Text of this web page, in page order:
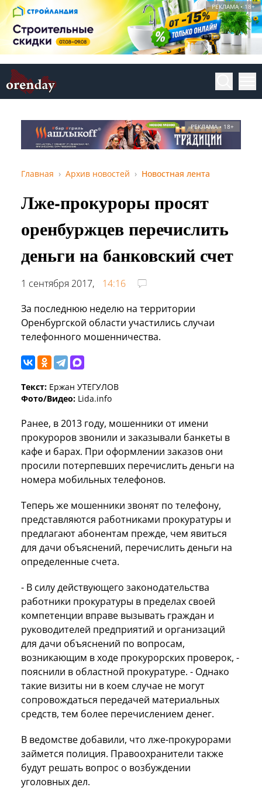
РЕКЛАМА • 18+
РЕКЛАМА • 18+
Главная Архив новостей Новостная лента
Лже-прокуроры просят
оренбуржцев перечислить
деньги на банковский счет
1 сентября 2017,
14:16
За последнюю неделю на территории
Оренбургской области участились случаи
телефонного мошенничества.
Текст: Ержан УТЕГУЛОВ
Фото/Видео: Lida.info
Ранее, в 2013 году, мошенники от имени
прокуроров звонили и заказывали банкеты в
кафе и барах. При оформлении заказов они
просили потерпевших перечислить деньги на
номера мобильных телефонов.
Теперь же мошенники звонят по телефону,
представляются работниками прокуратуры и
предлагают абонентам прежде, чем явиться
для дачи объяснений, перечислить деньги на
определенные счета.
- В силу действующего законодательства
работники прокуратуры в пределах своей
компетенции вправе вызывать граждан и
руководителей предприятий и организаций
для дачи объяснений по вопросам,
возникающим в ходе прокурорских проверок, -
пояснили в областной прокуратуре. - Однако
такие визиты ни в коем случае не могут
сопровождаться передачей материальных
средств, тем более перечислением денег.
В ведомстве добавили, что лже-прокурорами
займется полиция. Правоохранители также
будут решать вопрос о возбуждении
уголовных дел.